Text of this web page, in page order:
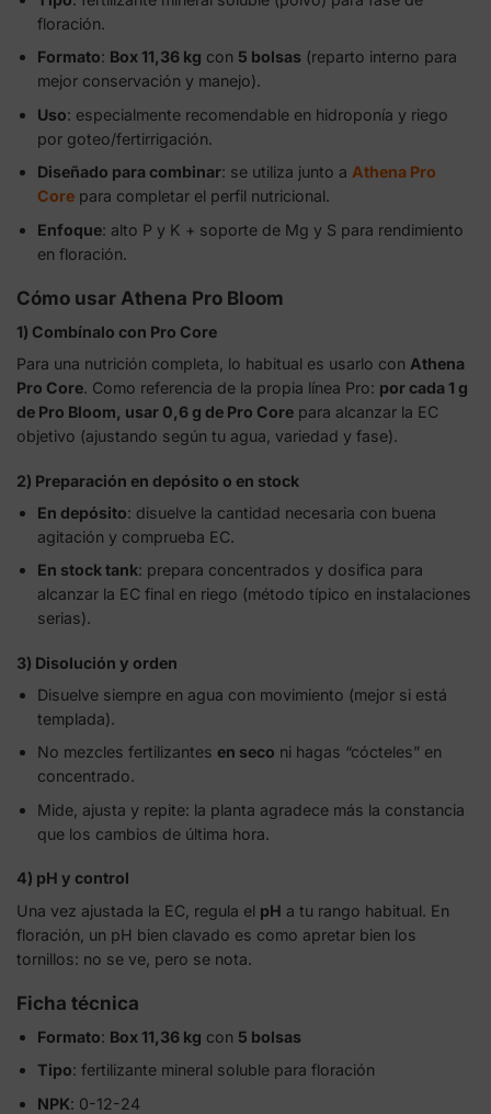
floración.
Formato: Box 11,36 kg con 5 bolsas(reparto interno para
mejor conservación y manejo).
Uso: especialmente recomendable en hidroponía y riego
por goteo/fertirrigación.
Diseñado para combinar: se utiliza junto a Athena Pro
Corepara completar el perfil nutricional.
Enfoque: alto P y K + soporte de Mg y S para rendimiento
en floración.
Cómo usar Athena Pro Bloom
1) Combínalo con Pro Core
Para una nutrición completa, lo habitual es usarlo con Athena
Pro Core. Como referencia de la propia línea Pro: por cada 1 g
de Pro Bloom, usar 0,6 g de Pro Core para alcanzar la EC
objetivo (ajustando según tu agua, variedad y fase).
2) Preparación en depósito o en stock
En depósito: disuelve la cantidad necesaria con buena
agitación y comprueba EC.
En stock tank: prepara concentrados y dosifica para
alcanzar la EC final en riego (método típico en instalaciones
serias).
3) Disolución y orden
Disuelve siempre en agua con movimiento (mejor si está
templada).
No mezcles fertilizantes en seco ni hagas “cócteles” en
concentrado.
Mide, ajusta y repite: la planta agradece más la constancia
que los cambios de última hora.
4) pH y control
Una vez ajustada la EC, regula el pH a tu rango habitual. En
floración, un pH bien clavado es como apretar bien los
tornillos: no se ve, pero se nota.
Ficha técnica
Formato: Box 11,36 kg con 5 bolsas
Tipo: fertilizante mineral soluble para floración
NPK: 0-12-24